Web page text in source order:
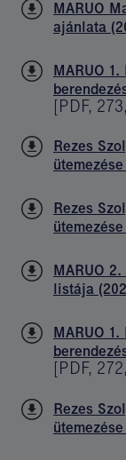
MARUO
ajánlata
MARUO
[PDF,
Rezes
Rezes
MARUO
listája
MARUO
[PDF,
Rezes